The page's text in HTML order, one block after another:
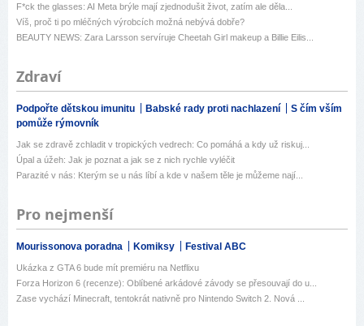
F*ck the glasses: AI Meta brýle mají zjednodušit život, zatím ale děla...
Víš, proč ti po mléčných výrobcích možná nebývá dobře?
BEAUTY NEWS: Zara Larsson servíruje Cheetah Girl makeup a Billie Eilis...
Zdraví
Podpořte dětskou imunitu Babské rady proti nachlazení
S čím vším
pomůže rýmovník
Jak se zdravě zchladit v tropických vedrech: Co pomáhá a kdy už riskuj...
Úpal a úžeh: Jak je poznat a jak se z nich rychle vyléčit
Parazité v nás: Kterým se u nás líbí a kde v našem těle je můžeme nají...
Pro nejmenší
Mourissonova poradna Komiksy Festival ABC
Ukázka z GTA 6 bude mít premiéru na Netflixu
Forza Horizon 6 (recenze): Oblíbené arkádové závody se přesouvají do u...
Zase vychází Minecraft, tentokrát nativně pro Nintendo Switch 2. Nová ...